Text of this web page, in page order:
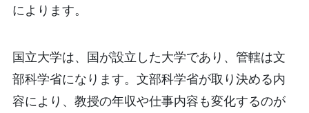
によります。
国立大学は、国が設立した大学であり、管轄は文
部科学省になります。文部科学省が取り決める内
容により、教授の年収や仕事内容も変化するのが